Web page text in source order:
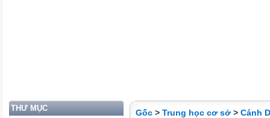
THƯ MỤC Gốc > Trung học cơ sở > Cánh